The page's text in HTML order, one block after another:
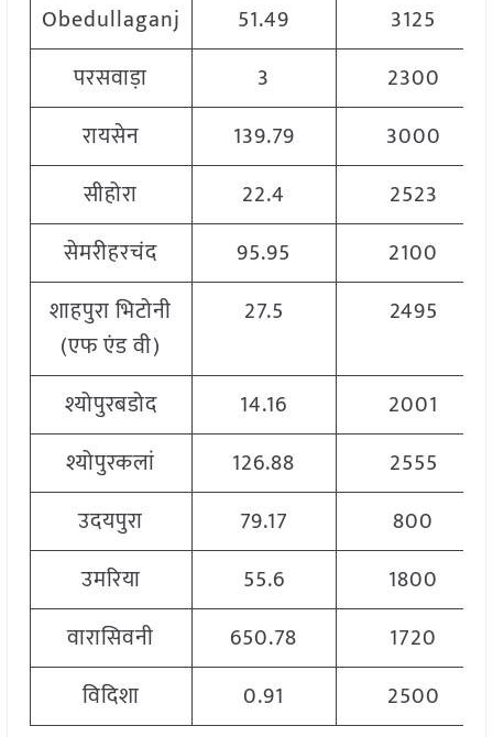
Obedullaganj
51.49
3125
परसवाड़ा
3
2300
रायसेन
139.79
3000
सीहोरा
22.4
2523
सेमरीहरचंद
95.95
2100
शाहपुरा भिटोनी
(एफ एंड वी)
27.5 2495
श्योपुरबडोद 14.16
2001
श्योपुरकलां
126.88
2555
उदयपुरा
79.17
800
उमरिया
55.6
1800
वारासिवनी
650.78
1720
विदिशा
0.91 2500